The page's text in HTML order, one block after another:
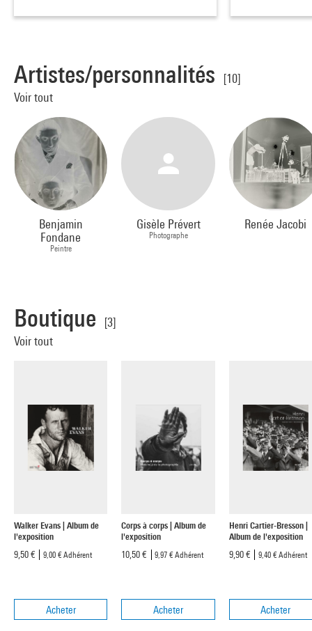
Artistes/personnalités
[10]
Voir tout
Benjamin
Fondane
Peintre
Gisèle Prévert
Photographe
Renée Jacobi
Boutique
[3]
Voir tout
Walker Evans | Album de
l'exposition
9,50 €
9,00 €Adhérent
Acheter
Corps à corps | Album de
l'exposition
10,50 €
9,97 €Adhérent
Acheter
Henri Cartier-Bresson |
Album de l'exposition
9,90 €
9,40 €Adhérent
Acheter